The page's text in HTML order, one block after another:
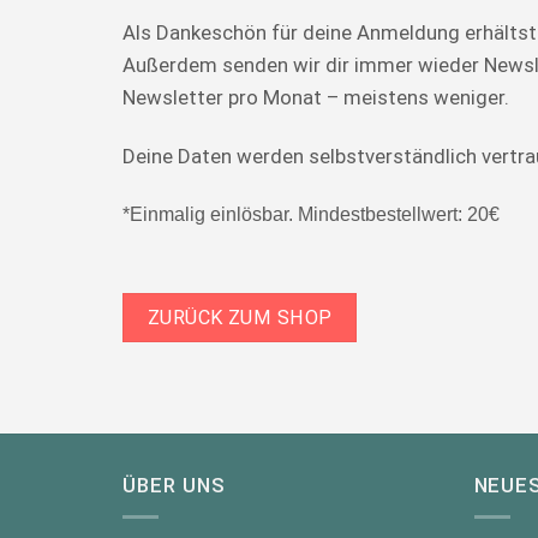
Als Dankeschön für deine Anmeldung
Außerdem senden wir dir immer wieder
Newsletter pro Monat – meistens weniger.
Deine Daten werden selbstverständlich
*Einmalig einlösbar. Mindestbestellwert: 20€
ZURÜCK ZUM SHOP
ÜBER UNS